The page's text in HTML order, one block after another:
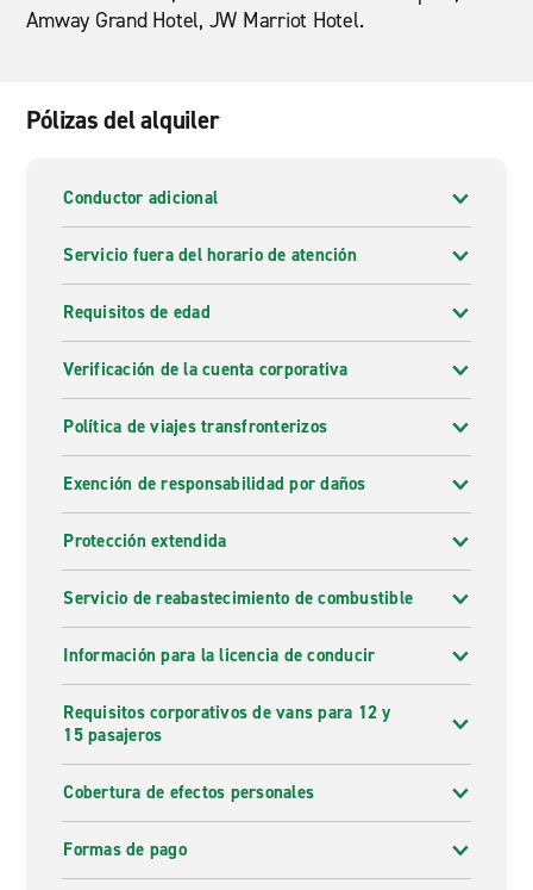
Amway Grand Hotel, JW Marriot Hotel.
Pólizas del alquiler
Conductor adicional
Servicio fuera del horario de atención
Requisitos de edad
Verificación de la cuenta corporativa
Política de viajes transfronterizos
Exención de responsabilidad por daños
Protección extendida
Servicio de reabastecimiento de combustible
Información para la licencia de conducir
Requisitos corporativos de vans para 12 y
15 pasajeros
Cobertura de efectos personales
Formas de pago